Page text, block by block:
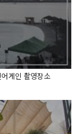
게인 촬영장소